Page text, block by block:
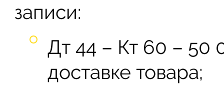
записи:
Дт 44 – Кт 60 – 50
доставке товара;